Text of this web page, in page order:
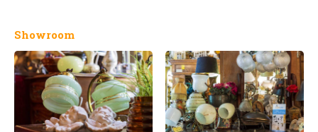
Showroom